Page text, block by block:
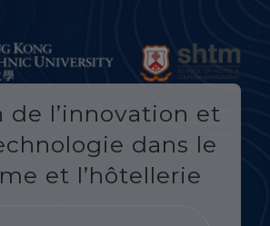
de l’innovation et
dans le
et l’hôtellerie